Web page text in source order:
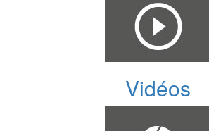
Vidéos